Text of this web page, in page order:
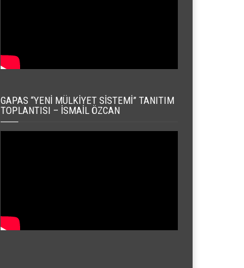
GAPAS “YENI MÜLKIYET SISTEMI” TANITIM
TOPLANTISI – İSMAIL ÖZCAN